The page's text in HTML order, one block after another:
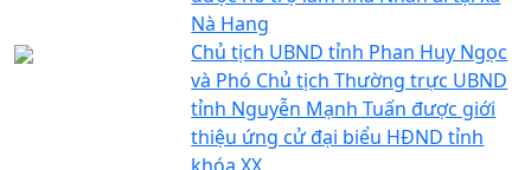
Nà Hang
Chủ tịch UBND tỉnh Phan Huy Ngọc
và Phó Chủ tịch Thường trực UBND
tỉnh Nguyễn Mạnh Tuấn được giới
thiệu ứng cử đại biểu HĐND tỉnh